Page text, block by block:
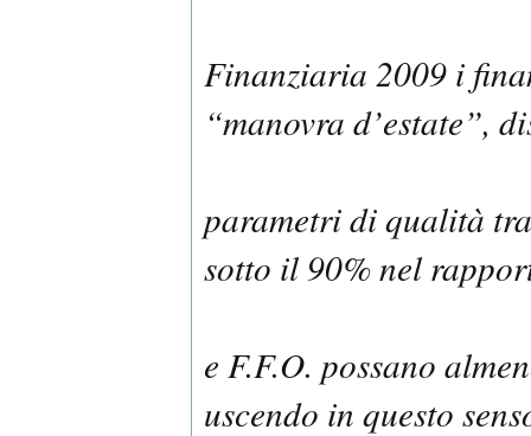
Finanziaria 2009 i
“manovra d’estate”,
parametri di qualità
sotto il 90% nel
e F.F.O. possano
uscendo in questo